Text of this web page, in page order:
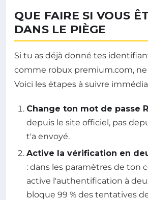
QUE FAIRE SI VOUS
DANS LE PIÈGE
Si tu as déjà donné tes
comme robux premium.com, ne
Voici les étapes à suivre
Change ton mot de passe
depuis le site officiel, pas
t'a envoyé.
Active la vérification en
: dans les paramètres de ton
active l'authentification à
bloque 99 % des tentatives